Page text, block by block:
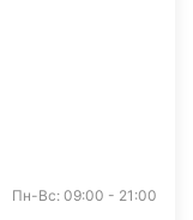
Пн-Вс: 09:00 - 21:00